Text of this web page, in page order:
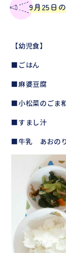
9月25日
【幼児食】
■ごはん
■麻婆豆腐
■小松菜のごま
■すまし汁
■牛乳 あおの